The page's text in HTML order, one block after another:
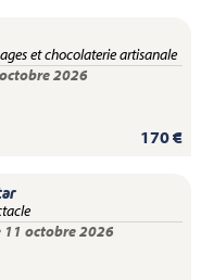
et chocolaterie artisanale
2026
170 €
octobre 2026